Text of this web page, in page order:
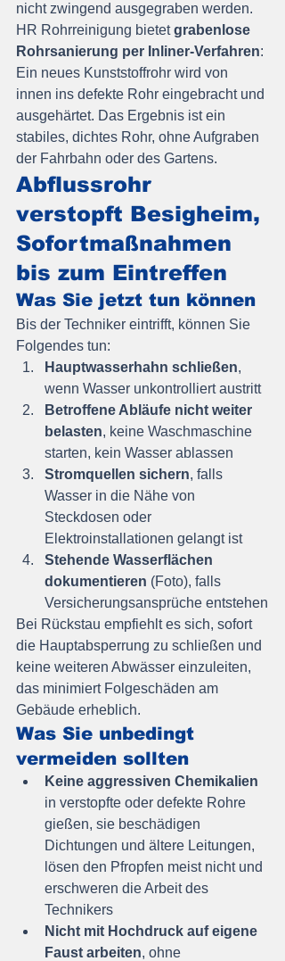
nicht zwingend ausgegraben werden.
HR Rohrreinigung bietet grabenlose
Rohrsanierung per Inliner-Verfahren:
Ein neues Kunststoffrohr wird von
innen ins defekte Rohr eingebracht und
ausgehärtet. Das Ergebnis ist ein
stabiles, dichtes Rohr, ohne Aufgraben
der Fahrbahn oder des Gartens.
Abflussrohr
verstopft Besigheim,
Sofortmaßnahmen
bis zum Eintreffen
Was Sie jetzt tun können
Bis der Techniker eintrifft, können Sie
Folgendes tun:
Hauptwasserhahn schließen,
wenn Wasser unkontrolliert austritt
Betroffene Abläufe nicht weiter
belasten, keine Waschmaschine
starten, kein Wasser ablassen
Stromquellen sichern, falls
Wasser in die Nähe von
Steckdosen oder
Elektroinstallationen gelangt ist
Stehende Wasserflächen
dokumentieren (Foto), falls
Versicherungsansprüche entstehen
Bei Rückstau empfiehlt es sich, sofort
die Hauptabsperrung zu schließen und
keine weiteren Abwässer einzuleiten,
das minimiert Folgeschäden am
Gebäude erheblich.
Was Sie unbedingt
vermeiden sollten
Keine aggressiven Chemikalien
in verstopfte oder defekte Rohre
gießen, sie beschädigen
Dichtungen und ältere Leitungen,
lösen den Pfropfen meist nicht und
erschweren die Arbeit des
Technikers
Nicht mit Hochdruck auf eigene
Faust arbeiten, ohne